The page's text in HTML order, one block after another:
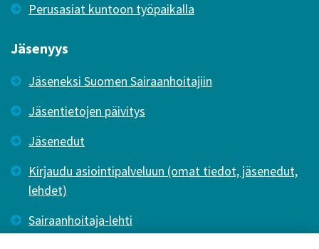
Perusasiat kuntoon työpaikalla
Jäsenyys
Jäseneksi Suomen Sairaanhoitajiin
Jäsentietojen päivitys
Jäsenedut
Kirjaudu asiointipalveluun (omat tiedot, jäsenedut,
lehdet)
Sairaanhoitaja-lehti